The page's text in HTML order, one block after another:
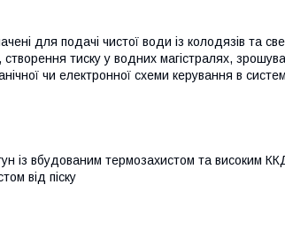
для подачі чистої води із колодязів та
тиску у водних магістралях,
чи електронної схеми керування в
із вбудованим термозахистом та високим
від піску